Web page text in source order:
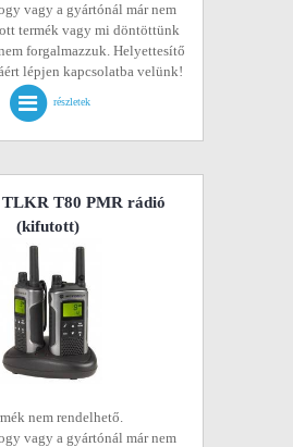
vagy a gyártónál már nem
termék vagy mi döntöttünk
forgalmazzuk. Helyettesítő
lépjen kapcsolatba velünk!
részletek
T80 PMR rádió
(kifutott)
nem rendelhető.
vagy a gyártónál már nem